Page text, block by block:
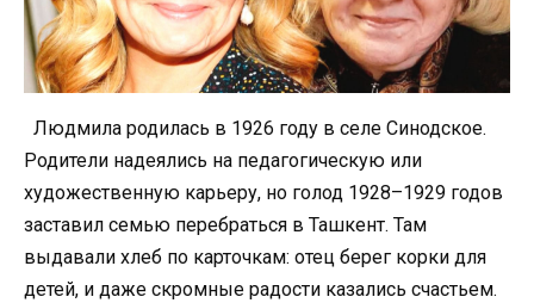
Людмила родилась в 1926 году в селе Синодское.
Родители надеялись на педагогическую или
художественную карьеру, но голод 1928–1929 годов
заставил семью перебраться в Ташкент. Там
выдавали хлеб по карточкам: отец берег корки для
детей, и даже скромные радости казались счастьем.